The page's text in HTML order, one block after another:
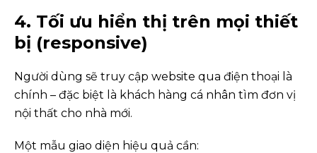
4. Tối ưu hiển thị trên mọi thiết
bị (responsive)
Người dùng sẽ truy cập website qua điện thoại là
chính – đặc biệt là khách hàng cá nhân tìm đơn vị
nội thất cho nhà mới.
Một mẫu giao diện hiệu quả cần: